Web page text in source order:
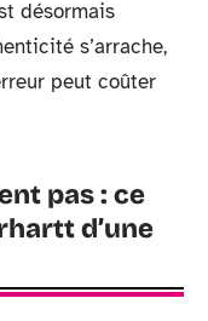
désormais
s’arrache,
peut coûter
pas : ce
d’une